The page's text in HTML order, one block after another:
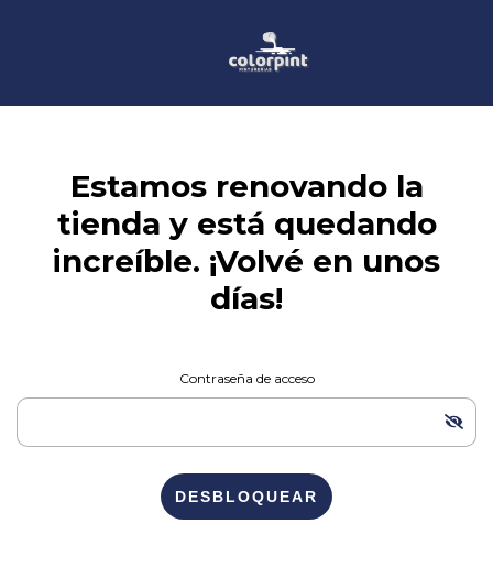
Estamos renovando la
tienda y está quedando
increíble. ¡Volvé en unos
días!
Contraseña de acceso
DESBLOQUEAR